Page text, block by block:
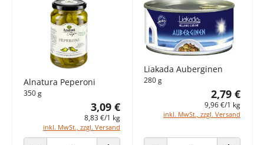
Alnatura Peperoni
350 g
3,09 €
8,83 €/1 kg
inkl. MwSt., zzgl. Versand
Liakada Auberginen
280 g
2,79 €
9,96 €/1 kg
inkl. MwSt., zzgl. Versand